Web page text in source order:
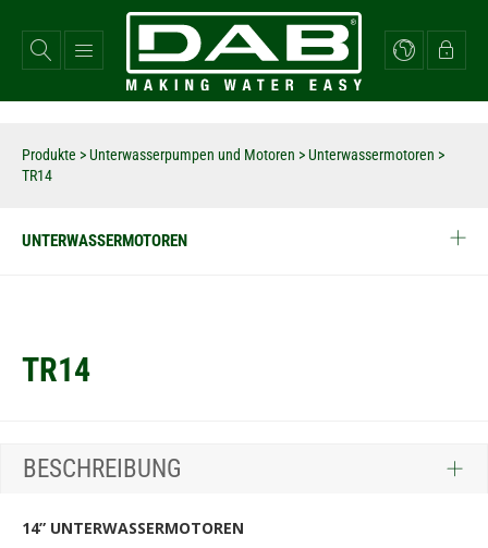
zum
Inhalt
Produkte >Unterwasserpumpen und Motoren >Unterwassermotoren >
TR14
UNTERWASSERMOTOREN
TR14
BESCHREIBUNG
14” UNTERWASSERMOTOREN